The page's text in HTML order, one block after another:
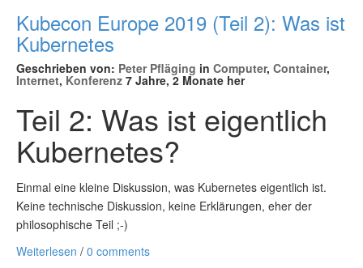
Kubecon Europe 2019 (Teil 2): Was ist
Kubernetes
Geschrieben von: Peter Pfläging in Computer, Container,
Internet, Konferenz 7 Jahre, 2 Monate her
Teil 2: Was ist eigentlich
Kubernetes?
Einmal eine kleine Diskussion, was Kubernetes eigentlich ist.
Keine technische Diskussion, keine Erklärungen, eher der
philosophische Teil ;-)
Weiterlesen / 0 comments